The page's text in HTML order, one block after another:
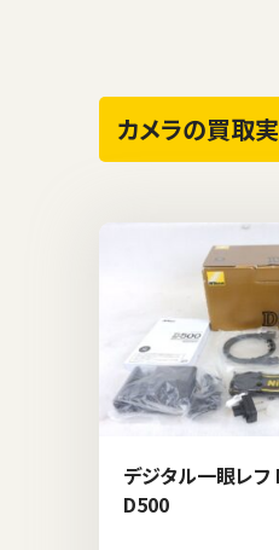
カメラの買取
デジタル一眼レ
D500